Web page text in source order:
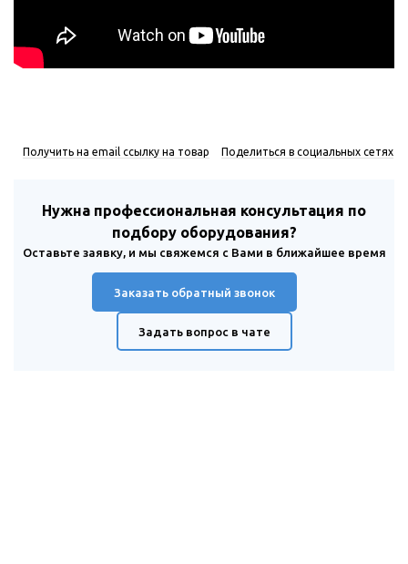
Получить на email ссылку на товар Поделиться в социальных сетях
Нужна профессиональная консультация по
подбору оборудования?
Оставьте заявку, и мы свяжемся с Вами в ближайшее время
Заказать обратный звонок
Задать вопрос в чате